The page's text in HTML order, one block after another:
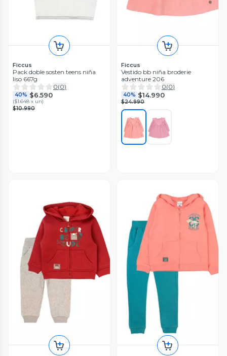
Ficcus
Pack doble sosten teens niña
liso 667g
0(0)
40% $6.590
($1.648 x un)
$10.990
Ficcus
Vestido bb niña broderie
adventure 206
0(0)
40% $14.990
$24.990